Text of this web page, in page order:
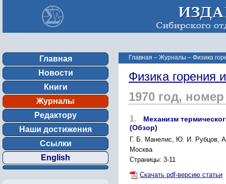
Главная
Новости
Книги
Журналы
Редактору
Наши достижения
Ссылки
English
Главная – Журналы – Физика
Физика горения
1970 год,
1.
Механизм
(Обзор)
Г. Б. Манелис, Ю. И. Рубцов,
Москва
Страницы: 3-11
Скачать pdf-версию статьи